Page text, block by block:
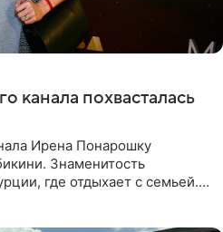
канала похвасталась
Ирена Понарошку
Знаменитость
где отдыхает с семьей.